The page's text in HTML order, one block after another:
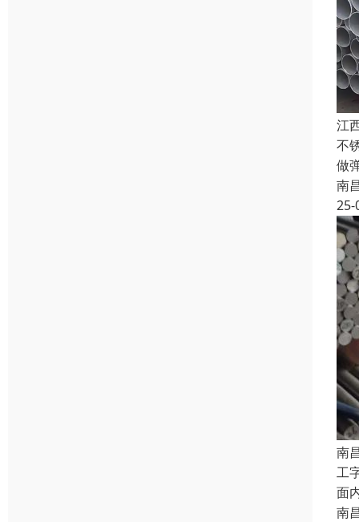
江
不
做
南
25-
南
工
面
南